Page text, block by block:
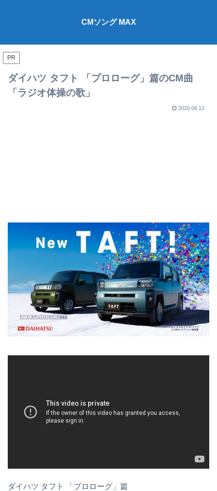
CMソング MAX
PR
ダイハツ タフト 「プロローグ」篇のCM曲
「ラジオ体操の歌」
2020.06.12
ダイハツ タフト 「プロローグ」篇